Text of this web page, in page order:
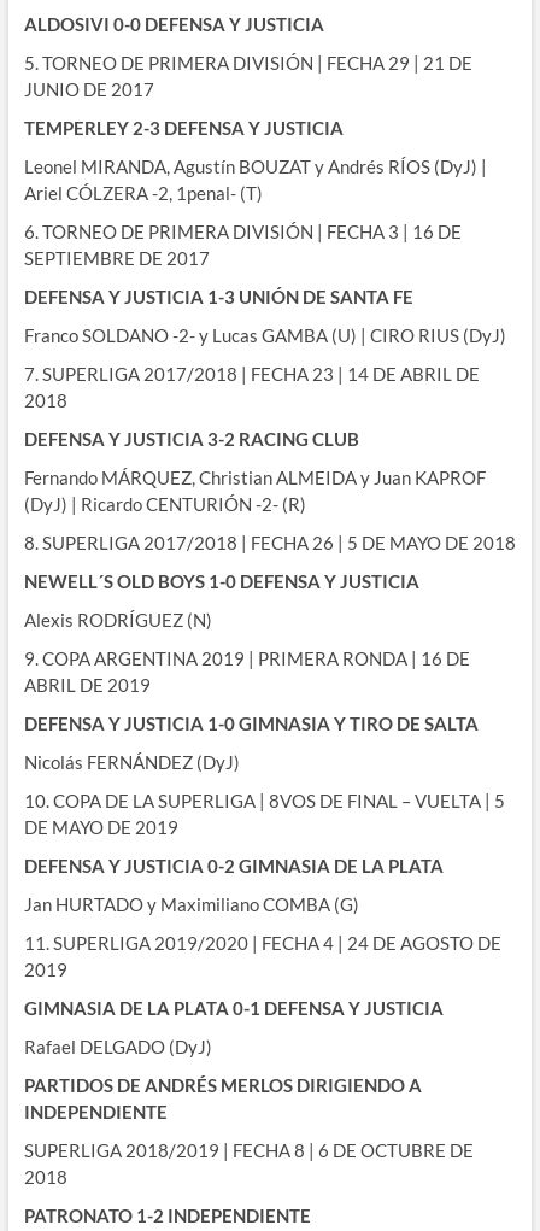
ALDOSIVI 0-0 DEFENSA Y JUSTICIA
5. TORNEO DE PRIMERA DIVISIÓN | FECHA 29 | 21 DE
JUNIO DE 2017
TEMPERLEY 2-3 DEFENSA Y JUSTICIA
Leonel MIRANDA, Agustín BOUZAT y Andrés RÍOS (DyJ) |
Ariel CÓLZERA -2, 1penal- (T)
6. TORNEO DE PRIMERA DIVISIÓN | FECHA 3 | 16 DE
SEPTIEMBRE DE 2017
DEFENSA Y JUSTICIA 1-3 UNIÓN DE SANTA FE
Franco SOLDANO -2- y Lucas GAMBA (U) | CIRO RIUS (DyJ)
7. SUPERLIGA 2017/2018 | FECHA 23 | 14 DE ABRIL DE
2018
DEFENSA Y JUSTICIA 3-2 RACING CLUB
Fernando MÁRQUEZ, Christian ALMEIDA y Juan KAPROF
(DyJ) | Ricardo CENTURIÓN -2- (R)
8. SUPERLIGA 2017/2018 | FECHA 26 | 5 DE MAYO DE 2018
NEWELL´S OLD BOYS 1-0 DEFENSA Y JUSTICIA
Alexis RODRÍGUEZ (N)
9. COPA ARGENTINA 2019 | PRIMERA RONDA | 16 DE
ABRIL DE 2019
DEFENSA Y JUSTICIA 1-0 GIMNASIA Y TIRO DE SALTA
Nicolás FERNÁNDEZ (DyJ)
10. COPA DE LA SUPERLIGA | 8VOS DE FINAL – VUELTA | 5
DE MAYO DE 2019
DEFENSA Y JUSTICIA 0-2 GIMNASIA DE LA PLATA
Jan HURTADO y Maximiliano COMBA (G)
11. SUPERLIGA 2019/2020 | FECHA 4 | 24 DE AGOSTO DE
2019
GIMNASIA DE LA PLATA 0-1 DEFENSA Y JUSTICIA
Rafael DELGADO (DyJ)
PARTIDOS DE ANDRÉS MERLOS DIRIGIENDO A
INDEPENDIENTE
SUPERLIGA 2018/2019 | FECHA 8 | 6 DE OCTUBRE DE
2018
PATRONATO 1-2 INDEPENDIENTE